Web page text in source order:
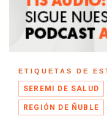
ETIQUETAS DE
SEREMI DE SALUD
REGIÓN DE ÑUBLE